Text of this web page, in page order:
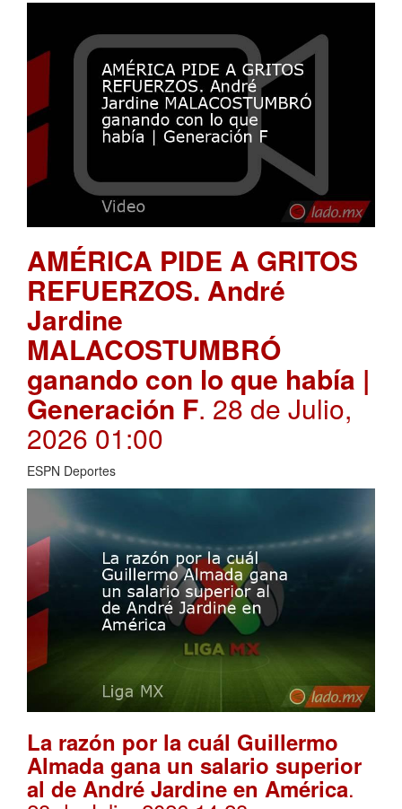
AMÉRICA PIDE A GRITOS
REFUERZOS. André
Jardine
MALACOSTUMBRÓ
ganando con lo que había |
Generación F. 28 de Julio,
2026 01:00
ESPN Deportes
La razón por la cuál Guillermo
Almada gana un salario superior
al de André Jardine en América.